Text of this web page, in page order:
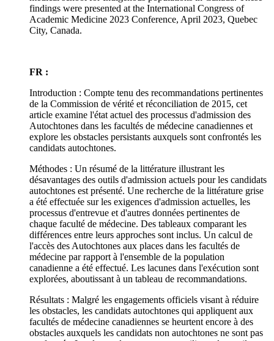
findings were presented at the International Congress of
Academic Medicine 2023 Conference, April 2023, Quebec
City, Canada.
FR :
Introduction : Compte tenu des recommandations pertinentes
de la Commission de vérité et réconciliation de 2015, cet
article examine l'état actuel des processus d'admission des
Autochtones dans les facultés de médecine canadiennes et
explore les obstacles persistants auxquels sont confrontés les
candidats autochtones.
Méthodes : Un résumé de la littérature illustrant les
désavantages des outils d'admission actuels pour les candidats
autochtones est présenté. Une recherche de la littérature grise
a été effectuée sur les exigences d'admission actuelles, les
processus d'entrevue et d'autres données pertinentes de
chaque faculté de médecine. Des tableaux comparant les
différences entre leurs approches sont inclus. Un calcul de
l'accès des Autochtones aux places dans les facultés de
médecine par rapport à l'ensemble de la population
canadienne a été effectué. Les lacunes dans l'exécution sont
explorées, aboutissant à un tableau de recommandations.
Résultats : Malgré les engagements officiels visant à réduire
les obstacles, les candidats autochtones qui appliquent aux
facultés de médecine canadiennes se heurtent encore à des
obstacles auxquels les candidats non autochtones ne sont pas